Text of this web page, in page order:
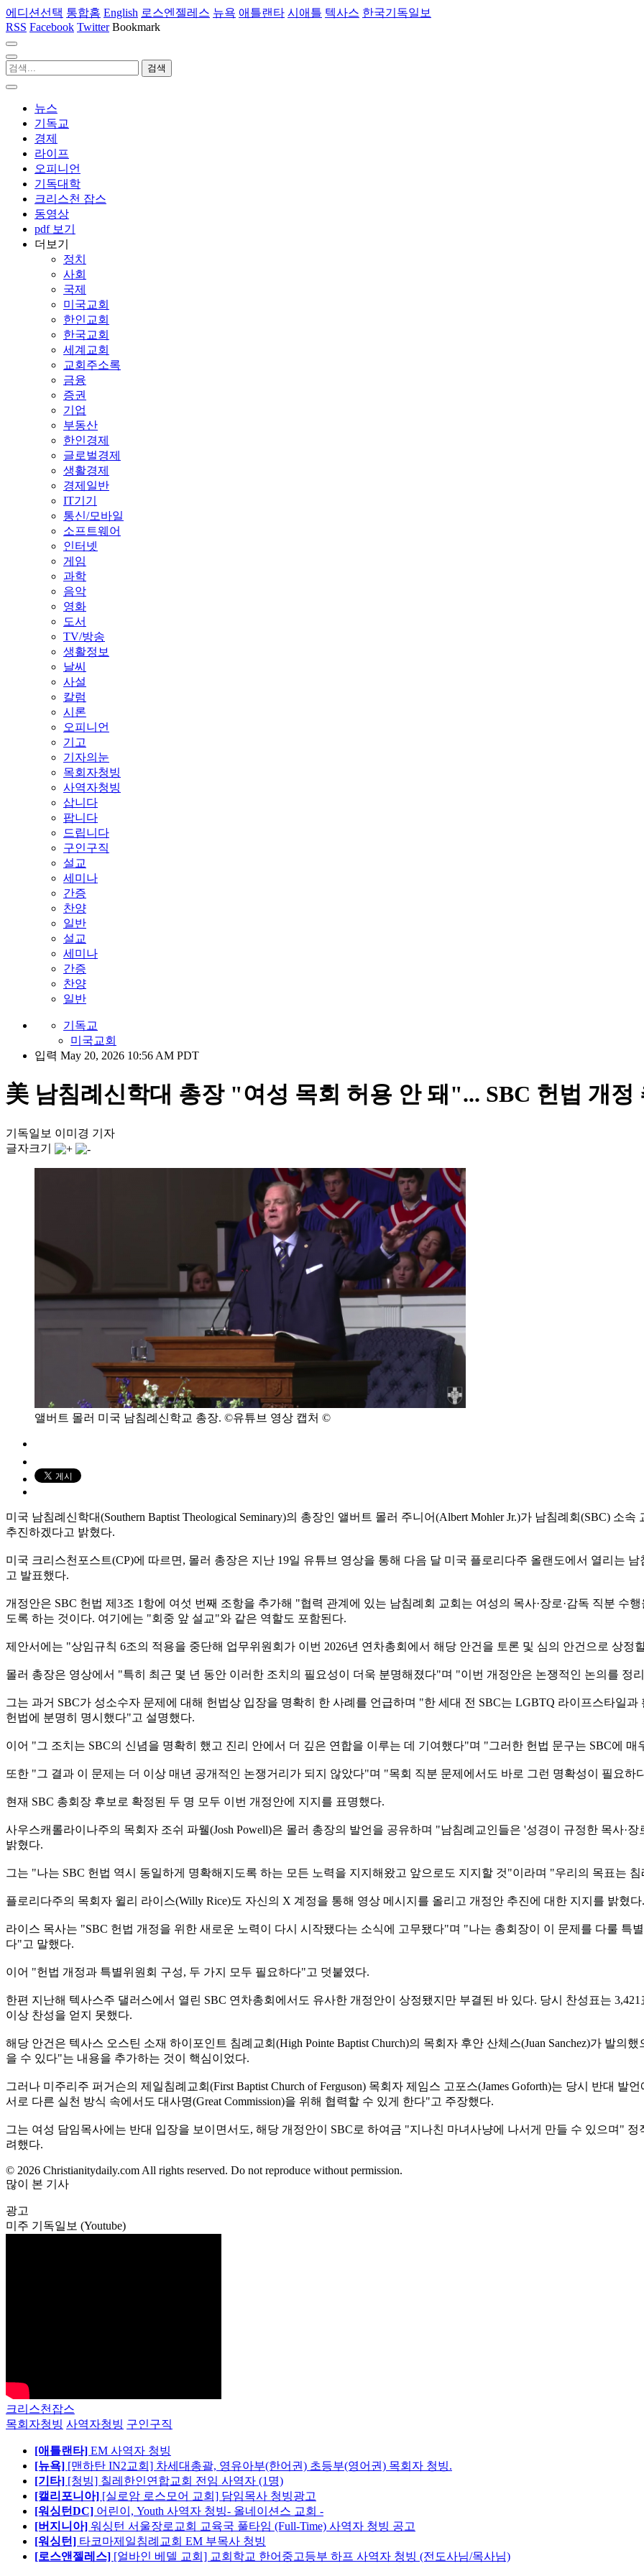
에디션선택 통합홈 English 로스엔젤레스 뉴욕 애틀랜타 시애틀 텍사스 한국기독일보
RSS Facebook Twitter Bookmark
뉴스
기독교
경제
라이프
오피니언
기독대학
크리스천 잡스
동영상
pdf 보기
더보기
정치
사회
국제
미국교회
한인교회
한국교회
세계교회
교회주소록
금융
증권
기업
부동산
한인경제
글로벌경제
생활경제
경제일반
IT기기
통신/모바일
소프트웨어
인터넷
게임
과학
음악
영화
도서
TV/방송
생활정보
날씨
사설
칼럼
시론
오피니언
기고
기자의눈
목회자청빙
사역자청빙
삽니다
팝니다
드립니다
구인구직
설교
세미나
간증
찬양
일반
설교
세미나
간증
찬양
일반
기독교
미국교회
입력 May 20, 2026 10:56 AM PDT
美 남침례신학대 총장 "여성 목회 허용 안 돼"... SBC 헌법 개정
기독일보 이미경 기자
글자크기
앨버트 몰러 미국 남침례신학교 총장. ©유튜브 영상 캡처 ©
미국 남침례신학대(Southern Baptist Theological Seminary)의 총장인 앨버트 몰러 주니어(Albert Mohler Jr.)가 남침례회(SBC) 소
추진하겠다고 밝혔다.
미국 크리스천포스트(CP)에 따르면, 몰러 총장은 지난 19일 유튜브 영상을 통해 다음 달 미국 플로리다주 올랜도에서 열리는
고 발표했다.
개정안은 SBC 헌법 제3조 1항에 여섯 번째 조항을 추가해 "협력 관계에 있는 남침례회 교회는 여성의 목사·장로·감독 직분 수
도록 하는 것이다. 여기에는 "회중 앞 설교"와 같은 역할도 포함된다.
제안서에는 "상임규칙 6조의 적용을 중단해 업무위원회가 이번 2026년 연차총회에서 해당 안건을 토론 및 심의 안건으로 상정
몰러 총장은 영상에서 "특히 최근 몇 년 동안 이러한 조치의 필요성이 더욱 분명해졌다"며 "이번 개정안은 논쟁적인 논의를 정
그는 과거 SBC가 성소수자 문제에 대해 헌법상 입장을 명확히 한 사례를 언급하며 "한 세대 전 SBC는 LGBTQ 라이프스타일
헌법에 분명히 명시했다"고 설명했다.
이어 "그 조치는 SBC의 신념을 명확히 했고 진리 안에서 더 깊은 연합을 이루는 데 기여했다"며 "그러한 헌법 문구는 SBC에
또한 "그 결과 이 문제는 더 이상 매년 공개적인 논쟁거리가 되지 않았다"며 "목회 직분 문제에서도 바로 그런 명확성이 필요하
현재 SBC 총회장 후보로 확정된 두 명 모두 이번 개정안에 지지를 표명했다.
사우스캐롤라이나주의 목회자 조쉬 파웰(Josh Powell)은 몰러 총장의 발언을 공유하며 "남침례교인들은 '성경이 규정한 목사·
밝혔다.
그는 "나는 SBC 헌법 역시 동일하게 명확해지도록 하는 모든 노력을 지지해왔고 앞으로도 지지할 것"이라며 "우리의 목표는
플로리다주의 목회자 윌리 라이스(Willy Rice)도 자신의 X 계정을 통해 영상 메시지를 올리고 개정안 추진에 대한 지지를 밝혔다.
라이스 목사는 "SBC 헌법 개정을 위한 새로운 노력이 다시 시작됐다는 소식에 고무됐다"며 "나는 총회장이 이 문제를 다룰 특
다"고 말했다.
이어 "헌법 개정과 특별위원회 구성, 두 가지 모두 필요하다"고 덧붙였다.
한편 지난해 텍사스주 댈러스에서 열린 SBC 연차총회에서도 유사한 개정안이 상정됐지만 부결된 바 있다. 당시 찬성표는
이상 찬성을 얻지 못했다.
해당 안건은 텍사스 오스틴 소재 하이포인트 침례교회(High Pointe Baptist Church)의 목회자 후안 산체스(Juan Sanchez)가 발
을 수 있다"는 내용을 추가하는 것이 핵심이었다.
그러나 미주리주 퍼거슨의 제일침례교회(First Baptist Church of Ferguson) 목회자 제임스 고포스(James Goforth)는 당시 반대
서로 다른 실천 방식 속에서도 대사명(Great Commission)을 위해 협력할 수 있게 한다"고 주장했다.
그는 여성 담임목사에는 반대 입장을 보이면서도, 해당 개정안이 SBC로 하여금 "지나친 마녀사냥에 나서게 만들 수 있으며"
려했다.
© 2026 Christianitydaily.com All rights reserved. Do not reproduce without permission.
많이 본 기사
광고
미주 기독일보 (Youtube)
크리스천잡스
목회자청빙 사역자청빙 구인구직
[애틀랜타] EM 사역자 청빙
[뉴욕] [맨하탄 IN2교회] 차세대총괄, 영유아부(한어권) 초등부(영어권) 목회자 청빙.
[기타] [청빙] 칠레한인연합교회 전임 사역자 (1명)
[캘리포니아] [실로암 로스모어 교회] 담임목사 청빙광고
[워싱턴DC] 어린이, Youth 사역자 청빙- 올네이션스 교회 -
[버지니아] 워싱턴 서울장로교회 교육국 풀타임 (Full-Time) 사역자 청빙 공고
[워싱턴] 타코마제일침례교회 EM 부목사 청빙
[로스앤젤레스] [얼바인 베델 교회] 교회학교 한어중고등부 하프 사역자 청빙 (전도사님/목사님)